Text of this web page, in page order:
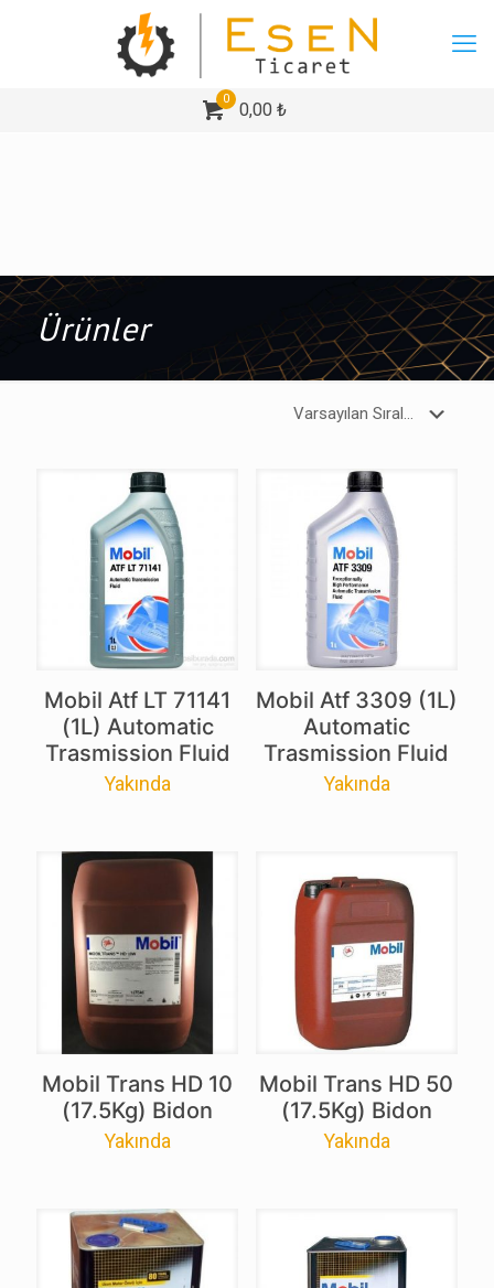
0
0,00 ₺
Ürünler
Mobil Atf LT 71141
(1L) Automatic
Trasmission Fluid
Yakında
Mobil Atf 3309 (1L)
Automatic
Trasmission Fluid
Yakında
Mobil Trans HD 10
(17.5Kg) Bidon
Yakında
Mobil Trans HD 50
(17.5Kg) Bidon
Yakında